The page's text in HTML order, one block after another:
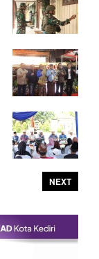
NEXT